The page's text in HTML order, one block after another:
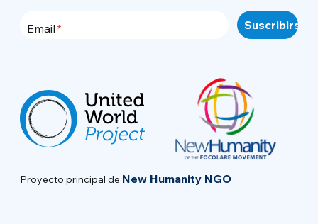
Email
Proyecto principal de New Humanity NGO